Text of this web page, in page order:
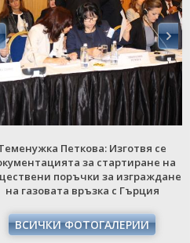
Петкова: Изготвя се
за стартиране на
поръчки за изграждане
на газовата връзка с Гърция
ВСИЧКИ ФОТОГАЛЕРИИ